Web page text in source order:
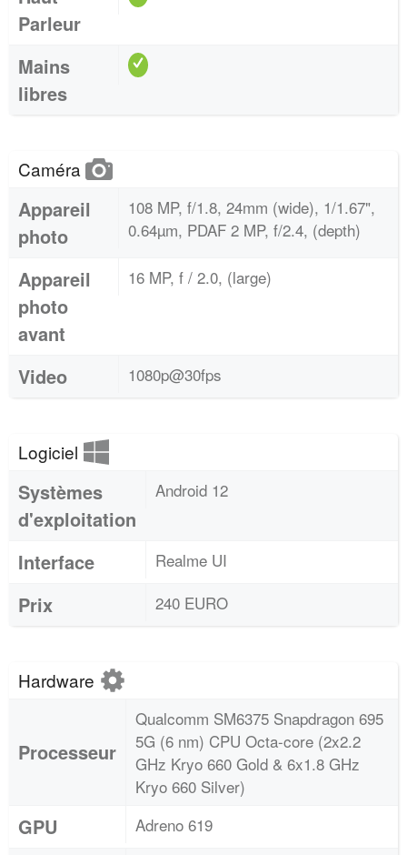
Parleur
Mains
libres
Caméra
Appareil
photo
108 MP, f/1.8, 24mm (wide), 1/1.67",
0.64µm, PDAF 2 MP, f/2.4, (depth)
Appareil
photo
avant
16 MP, f / 2.0, (large)
Video 1080p@30fps
Logiciel
Systèmes
d'exploitation
Android 12
Interface Realme UI
Prix 240 EURO
Hardware
Processeur
Qualcomm SM6375 Snapdragon 695
5G (6 nm) CPU Octa-core (2x2.2
GHz Kryo 660 Gold & 6x1.8 GHz
Kryo 660 Silver)
GPU Adreno 619